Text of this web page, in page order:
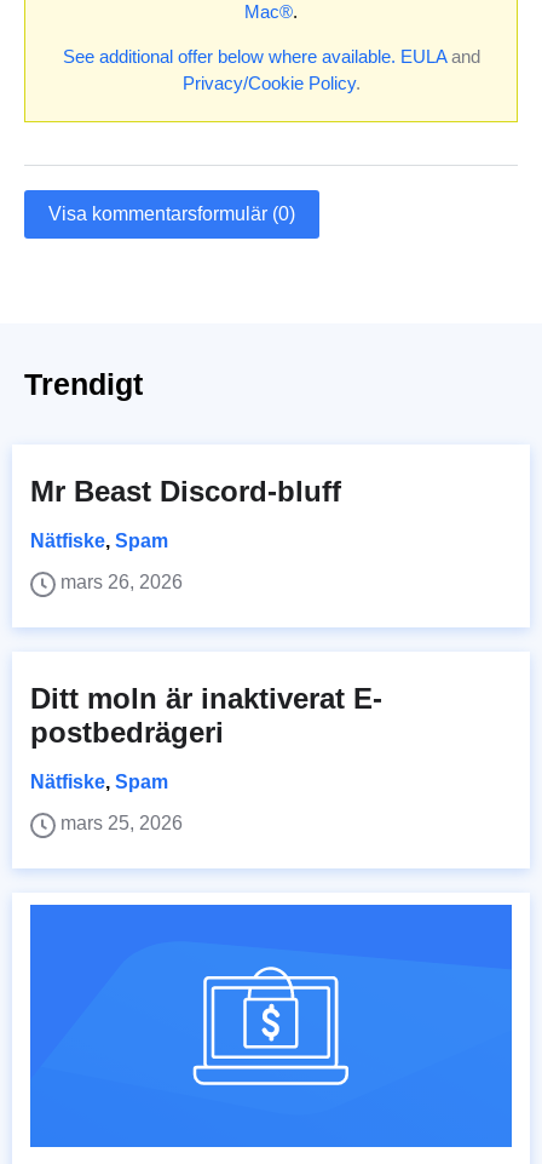
Mac®.
See additional offer below where available. EULAand
Privacy/Cookie Policy.
Visa kommentarsformulär (0)
Trendigt
Mr Beast Discord-bluff
Nätfiske, Spam
mars 26, 2026
Ditt moln är inaktiverat E-
postbedrägeri
Nätfiske, Spam
mars 25, 2026